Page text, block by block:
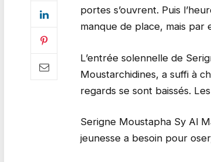
portes s’ouvrent. Puis
manque de place, mais par
L’entrée solennelle de
Moustarchidines, a suffi à
regards se sont baissés.
Serigne Moustapha Sy Al
jeunesse a besoin pour